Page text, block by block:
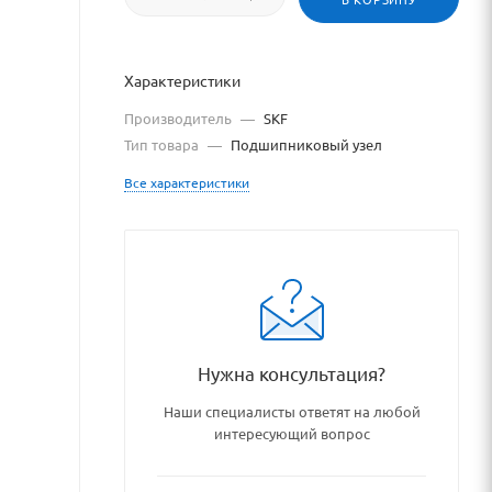
Характеристики
Производитель — SKF
Тип товара — Подшипниковый узел
Все характеристики
Нужна консультация?
Наши специалисты ответят на любой
интересующий вопрос